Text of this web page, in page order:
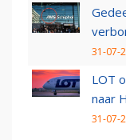
31-07-
LOT
naar
31-07-